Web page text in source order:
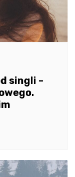
singli –